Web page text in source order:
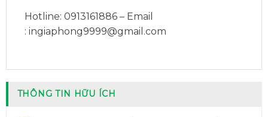
Hotline: 0913161886 – Email
: ingiaphong9999@gmail.com
THÔNG TIN HỮU ÍCH